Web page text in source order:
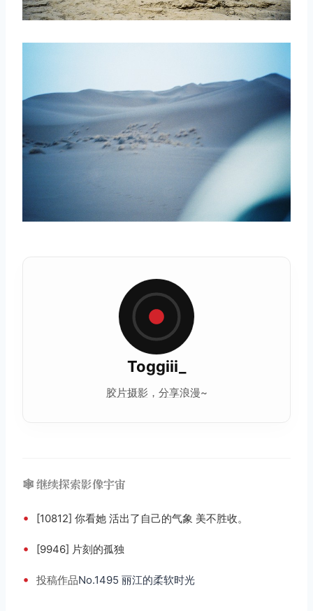
Toggiii_
胶片摄影， 分享浪漫~
🕸️ 继续探索影像宇宙
• [10812] 你看她 活出了自己的气象 美不胜收。
• [9946] 片刻的孤独
• 投稿作品No.1495 丽江的柔软时光